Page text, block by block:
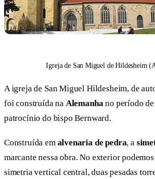
Igreja de San Miguel de Hildesheim
A igreja de San Miguel Hildesheim, de
foi construída na Alemanhano período de
patrocínio do bispo Bernward.
Construída em alvenaria de pedra, a
marcante nessa obra. No exterior
simetria vertical central, duas pesadas